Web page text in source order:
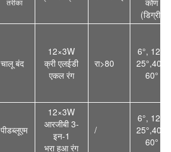
तरीका
कोण
(डिग्री)
चालू बंद
12×3W
क्री एलईडी
एकल रंग
रा>80
6°, 12°,
25°,40°,
60°
पीडब्लूएम
12×3W
आरजीबी 3-
इन-1
भरा हुआरंग
/
6°, 12°,
25°,40°,
60°